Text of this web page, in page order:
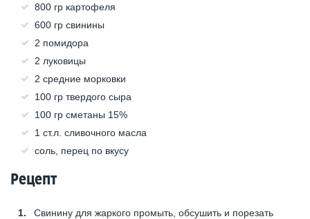
800 гр картофеля
600 гр свинины
2 помидора
2 луковицы
2 средние морковки
100 гр твердого сыра
100 гр сметаны 15%
1 ст.л. сливочного масла
соль, перец по вкусу
Рецепт
Свинину для жаркого промыть, обсушить и порезать